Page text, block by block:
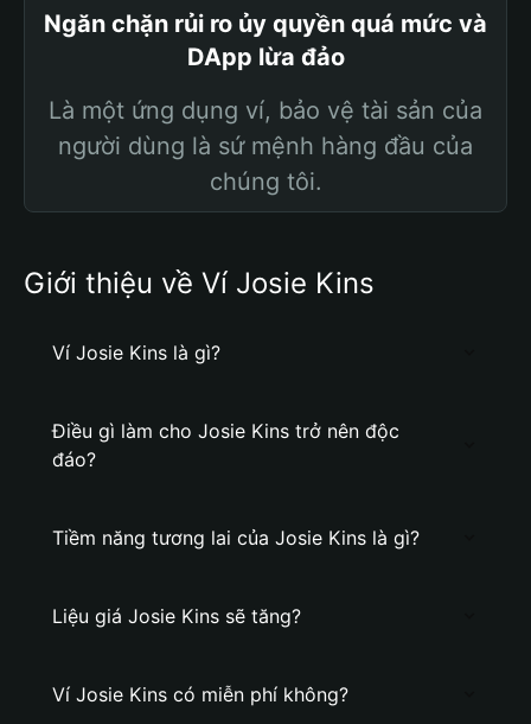
Ngăn chặn rủi ro ủy quyền quá mức và
DApp lừa đảo
Là một ứng dụng ví, bảo vệ tài sản của
người dùng là sứ mệnh hàng đầu của
chúng tôi.
Giới thiệu về Ví Josie Kins
Ví Josie Kins là gì?
Điều gì làm cho Josie Kins trở nên độc
đáo?
Tiềm năng tương lai của Josie Kins là gì?
Liệu giá Josie Kins sẽ tăng?
Ví Josie Kins có miễn phí không?